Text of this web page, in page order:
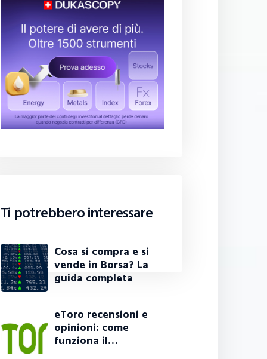
Ti potrebbero interessare
Cosa si compra e si
vende in Borsa? La
guida completa
eToro recensioni e
opinioni: come
funziona il…